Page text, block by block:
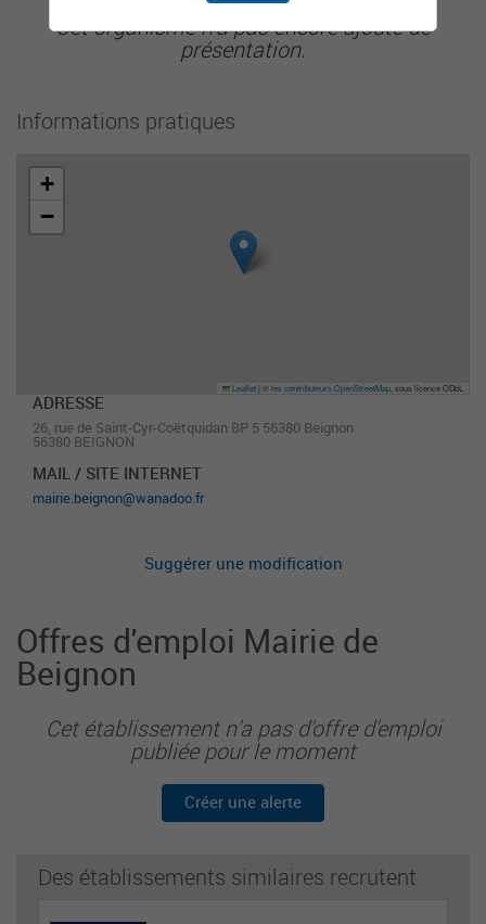
Cet organisme n'a pas encore ajouté de
présentation.
Informations pratiques
+
−
Leaflet ©les contributeurs OpenStreetMap , sous licence ODbL
ADRESSE
26, rue de Saint-Cyr-Coëtquidan BP 5 56380 Beignon
56380 BEIGNON
MAIL / SITE INTERNET
mairie.beignon@wanadoo.fr
Suggérer une modification
Offres d'emploi Mairie de
Beignon
Cet établissement n'a pas d'offre d'emploi
publiée pour le moment
Créer une alerte
Des établissements similaires recrutent